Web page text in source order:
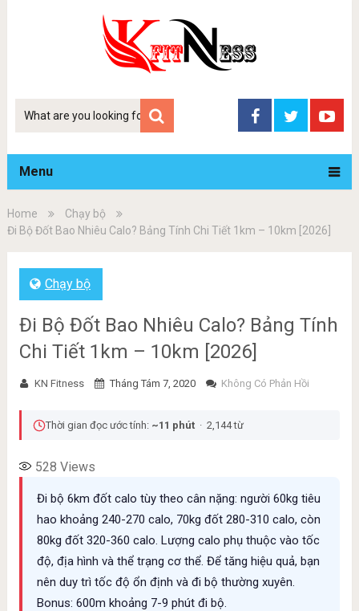
Tim
Menu
Home
Chạy bộ
Đi Bộ Đốt Bao Nhiêu Calo? Bảng Tính Chi Tiết 1km – 10km [2026]
Chạy bộ
Đi Bộ Đốt Bao Nhiêu Calo? Bảng Tính
Chi Tiết 1km – 10km [2026]
KN Fitness Tháng Tám 7, 2020 Không Có Phản Hồi
Thời gian đọc ước tính: ~11 phút· 2,144 từ
528 Views
Đi bộ 6km đốt calo tùy theo cân nặng: người 60kg tiêu
hao khoảng 240-270 calo, 70kg đốt 280-310 calo, còn
80kg đốt 320-360 calo. Lượng calo phụ thuộc vào tốc
độ, địa hình và thể trạng cơ thể. Để tăng hiệu quả, bạn
nên duy trì tốc độ ổn định và đi bộ thường xuyên.
Bonus: 600m khoảng 7-9 phút đi bộ.